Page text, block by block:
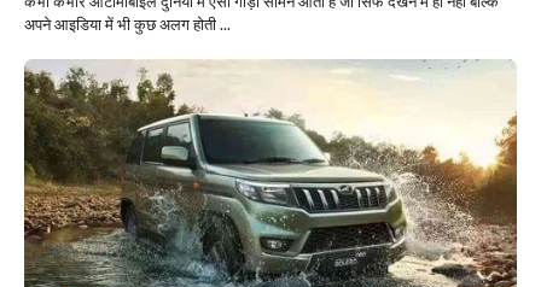
अपने आइडिया में भी कुछ अलग होती ...